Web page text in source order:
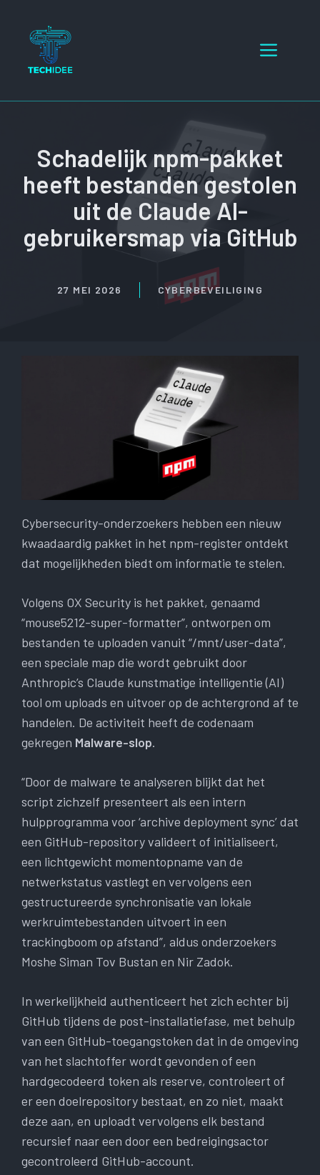
inhoud
Menu
Schadelijk npm-pakket
heeft bestanden gestolen
uit de Claude AI-
gebruikersmap via GitHub
27 MEI 2026 CYBERBEVEILIGING
Cybersecurity-onderzoekers hebben een nieuw
kwaadaardig pakket in het npm-register ontdekt
dat mogelijkheden biedt om informatie te stelen.
Volgens OX Security is het pakket, genaamd
“mouse5212-super-formatter”, ontworpen om
bestanden te uploaden vanuit “/mnt/user-data”,
een speciale map die wordt gebruikt door
Anthropic’s Claude kunstmatige intelligentie (AI)
tool om uploads en uitvoer op de achtergrond af te
handelen. De activiteit heeft de codenaam
gekregen Malware-slop.
“Door de malware te analyseren blijkt dat het
script zichzelf presenteert als een intern
hulpprogramma voor ‘archive deployment sync’ dat
een GitHub-repository valideert of initialiseert,
een lichtgewicht momentopname van de
netwerkstatus vastlegt en vervolgens een
gestructureerde synchronisatie van lokale
werkruimtebestanden uitvoert in een
trackingboom op afstand”, aldus onderzoekers
Moshe Siman Tov Bustan en Nir Zadok.
In werkelijkheid authenticeert het zich echter bij
GitHub tijdens de post-installatiefase, met behulp
van een GitHub-toegangstoken dat in de omgeving
van het slachtoffer wordt gevonden of een
hardgecodeerd token als reserve, controleert of
er een doelrepository bestaat, en zo niet, maakt
deze aan, en uploadt vervolgens elk bestand
recursief naar een door een bedreigingsactor
gecontroleerd GitHub-account.